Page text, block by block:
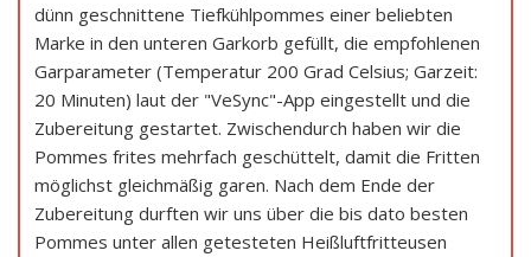
dünn geschnittene Tiefkühlpommes einer beliebten
Marke in den unteren Garkorb gefüllt, die empfohlenen
Garparameter (Temperatur 200 Grad Celsius; Garzeit:
20 Minuten) laut der "VeSync"-App eingestellt und die
Zubereitung gestartet. Zwischendurch haben wir die
Pommes frites mehrfach geschüttelt, damit die Fritten
möglichst gleichmäßig garen. Nach dem Ende der
Zubereitung durften wir uns über die bis dato besten
Pommes unter allen getesteten Heißluftfritteusen